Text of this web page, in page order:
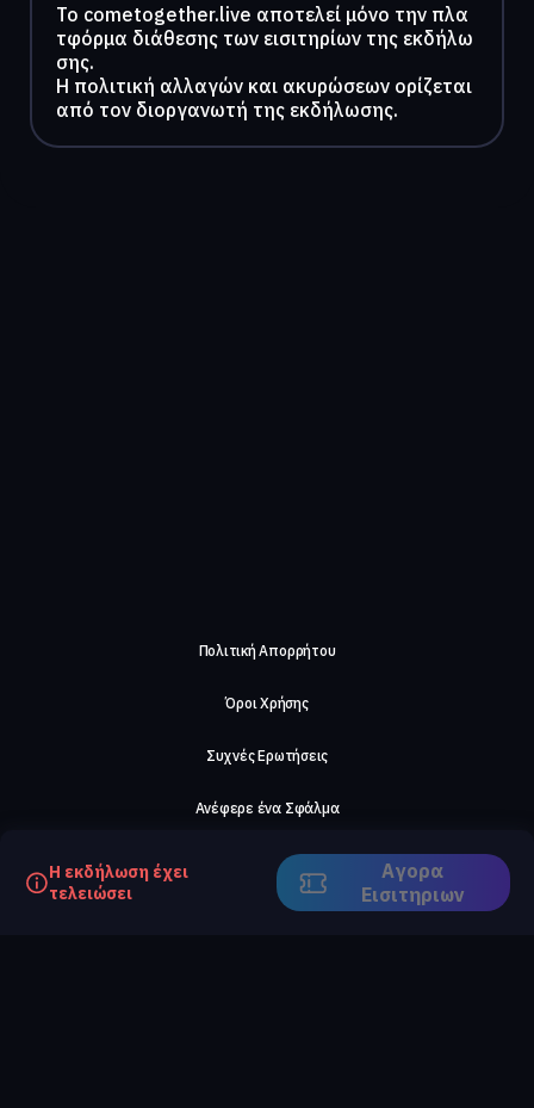
To cometogether.live αποτελεί μόνο την πλα
τφόρμα διάθεσης των εισιτηρίων της εκδήλω
σης.
Η πολιτική αλλαγών και ακυρώσεων ορίζεται
από τον διοργανωτή της εκδήλωσης.
Η εκδήλωση έχει
τελειώσει
Αγορα
Eισιτηριων
Πολιτική Απορρήτου
Όροι Χρήσης
Συχνές Ερωτήσεις
Ανέφερε ένα Σφάλμα
Σχετικά με μας
Careers